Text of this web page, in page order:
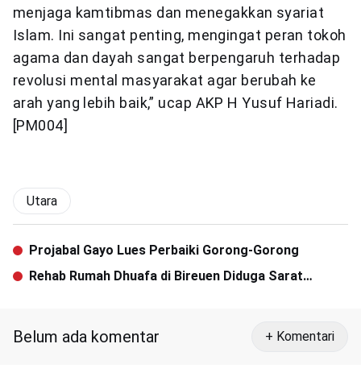
menjaga kamtibmas dan menegakkan syariat
Islam. Ini sangat penting, mengingat peran tokoh
agama dan dayah sangat berpengaruh terhadap
revolusi mental masyarakat agar berubah ke
arah yang lebih baik,” ucap AKP H Yusuf Hariadi.
[PM004]
Utara
Projabal Gayo Lues Perbaiki Gorong-Gorong
Rehab Rumah Dhuafa di Bireuen Diduga Sarat
Belum ada komentar + Komentari